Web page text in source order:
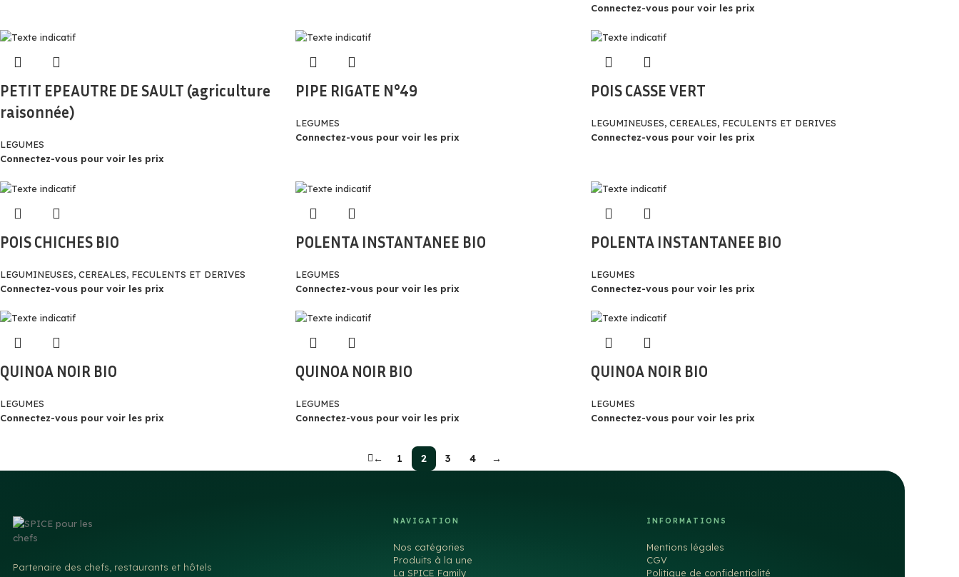
Connectez-vous pour voir les prix
PETIT EPEAUTRE DE SAULT (agriculture
raisonnée)
LEGUMES
Connectez-vous pour voir les prix
PIPE RIGATE N°49
LEGUMES
Connectez-vous pour voir les prix
POIS CASSE VERT
LEGUMINEUSES, CEREALES, FECULENTS ET DERIVES
Connectez-vous pour voir les prix
POIS CHICHES BIO
LEGUMINEUSES, CEREALES, FECULENTS ET DERIVES
Connectez-vous pour voir les prix
POLENTA INSTANTANEE BIO
LEGUMES
Connectez-vous pour voir les prix
POLENTA INSTANTANEE BIO
LEGUMES
Connectez-vous pour voir les prix
QUINOA NOIR BIO
LEGUMES
Connectez-vous pour voir les prix
QUINOA NOIR BIO
LEGUMES
Connectez-vous pour voir les prix
QUINOA NOIR BIO
LEGUMES
Connectez-vous pour voir les prix
← 1 2 3 4 →
Partenaire des chefs, restaurants et hôtels
NAVIGATION
Nos catégories
Produits à la une
La SPICE Family
INFORMATIONS
Mentions légales
CGV
Politique de confidentialité